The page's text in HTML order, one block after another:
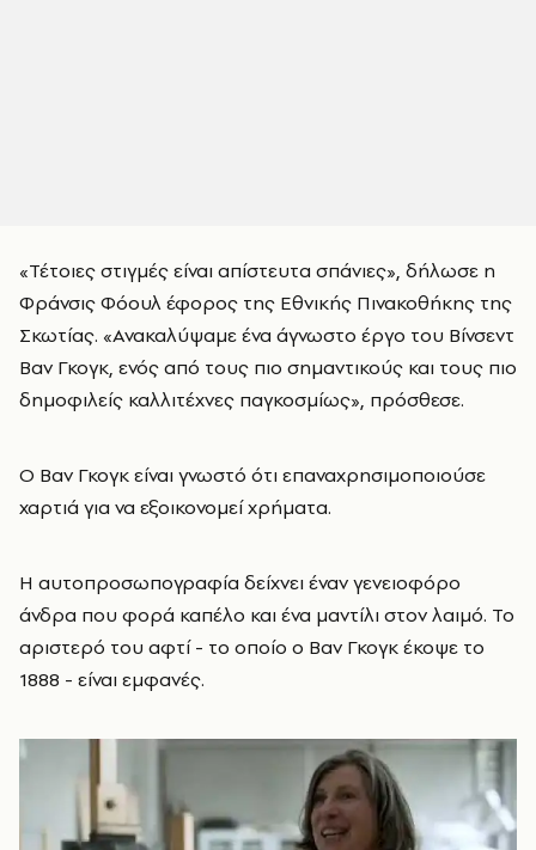
«Τέτοιες στιγμές είναι απίστευτα σπάνιες», δήλωσε η
Φράνσις Φόουλ έφορος της Εθνικής Πινακοθήκης της
Σκωτίας. «Ανακαλύψαμε ένα άγνωστο έργο του Βίνσεντ
Βαν Γκογκ, ενός από τους πιο σημαντικούς και τους πιο
δημοφιλείς καλλιτέχνες παγκοσμίως», πρόσθεσε.
Ο Βαν Γκογκ είναι γνωστό ότι επαναχρησιμοποιούσε
χαρτιά για να εξοικονομεί χρήματα.
Η αυτοπροσωπογραφία δείχνει έναν γενειοφόρο
άνδρα που φορά καπέλο και ένα μαντίλι στον λαιμό. Το
αριστερό του αφτί - το οποίο ο Βαν Γκογκ έκοψε το
1888 - είναι εμφανές.